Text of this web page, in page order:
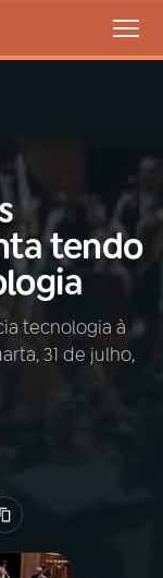
VIVO
tendo
tecnologia à
31 de julho,